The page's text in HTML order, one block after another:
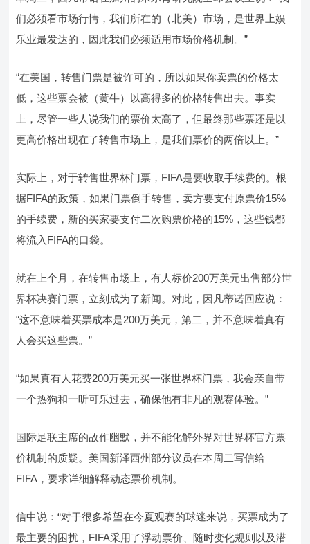
们必须看市场行情，我们所在的（北美）市场，是世界上娱
乐业最发达的，因此我们必须适用市场价格机制。”
“在美国，转售门票是被许可的，所以如果你卖票的价格太
低，这些票会被（黄牛）以高得多的价格转售出去。事实
上，尽管一些人说我们的票价太高了，但最终那些票还是以
更高价格出现在了转售市场上，是我们票价的两倍以上。”
实际上，对于转售世界杯门票，FIFA是要收取手续费的。根
据FIFA的政策，如果门票倒手转售，卖方要支付原票价15%
的手续费，新的买家要支付二次购票价格的15%，这些钱都
将流入FIFA的口袋。
就在上个月，在转售市场上，有人标价200万美元出售部分世
界杯决赛门票，立刻成为了新闻。对此，因凡蒂诺回应说：
“这不意味着买票成本是200万美元，第二，并不意味着真有
人会买这些票。”
“如果真有人花费200万美元买一张世界杯门票，我会亲自带
一个热狗和一听可乐过去，确保他有非凡的观赛体验。”
国际足联主席的故作幽默，并不能化解外界对世界杯官方票
价机制的质疑。美国新泽西州部分议员在本周二写信给
FIFA，要求详细解释动态票价机制。
信中说：“对于很多希望在今夏观赛的球迷来说，买票成为了
最主要的困扰，FIFA采用了浮动票价、随时变化规则以及潜